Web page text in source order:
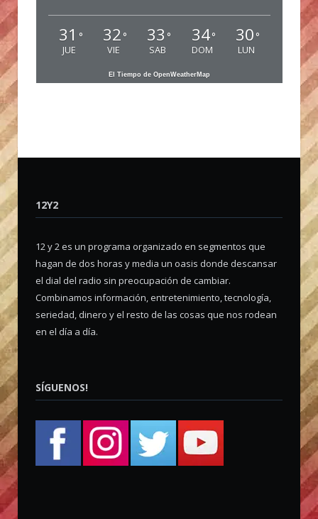
31 °
JUE
32 °
VIE
33 °
SAB
34°
DOM
30 °
LUN
El Tiempo de OpenWeatherMap
12Y2
12 y 2 es un programa organizado en segmentos que
hagan de dos horas y media un oasis donde descansar
el dial del radio sin preocupación de cambiar.
Combinamos información, entretenimiento, tecnología,
seriedad, dinero y el resto de las cosas que nos rodean
en el día a día.
SÍGUENOS!